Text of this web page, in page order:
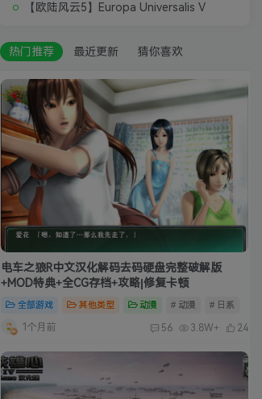
【欧陆风云5】Europa Universalis V
热门推荐 最近更新 猜你喜欢
电车之狼R中文汉化解码去码硬盘完整破解版
+MOD特典+全CG存档+攻略|修复卡顿
全部游戏 其他类型 动漫 # 动漫 # 日系
1个月前 56 3.8W+ 24